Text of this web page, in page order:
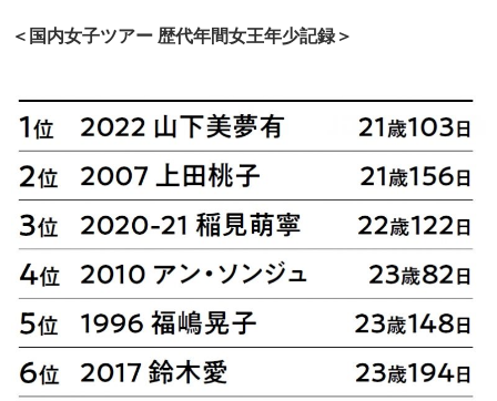
＜国内女子ツアー 歴代年間女王年少記録＞